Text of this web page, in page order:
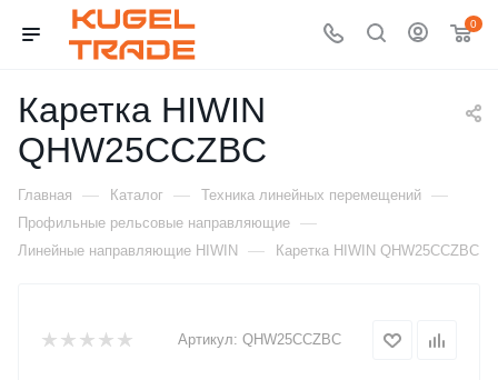
0
Каретка HIWIN
QHW25CCZBC
Главная — Каталог — Техника линейных перемещений —
Профильные рельсовые направляющие —
Линейные направляющие HIWIN — Каретка HIWIN QHW25CCZBC
Артикул: QHW25CCZBC